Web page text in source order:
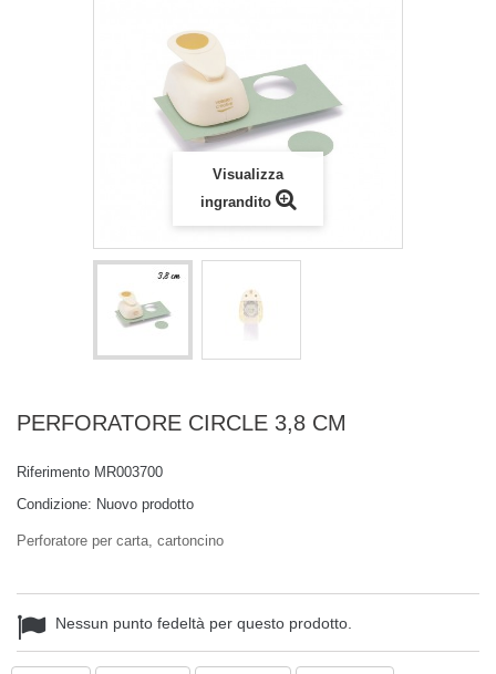
Visualizza
ingrandito
PERFORATORE CIRCLE 3,8 CM
Riferimento MR003700
Condizione: Nuovo prodotto
Perforatore per carta, cartoncino
Nessun punto fedeltà per questo prodotto.